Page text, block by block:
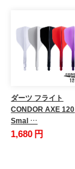
ダーツ フライト
CONDOR AXE 120
Smal …
1,680 円